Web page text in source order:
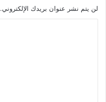
لن يتم نشر عنوان بريدك الإلكتروني.